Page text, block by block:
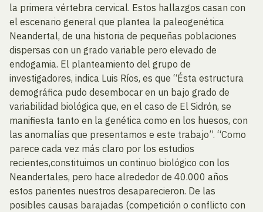
la primera vértebra cervical. Estos hallazgos casan con
el escenario general que plantea la paleogenética
Neandertal, de una historia de pequeñas poblaciones
dispersas con un grado variable pero elevado de
endogamia. El planteamiento del grupo de
investigadores, indica Luis Ríos, es que “Ésta estructura
demográfica pudo desembocar en un bajo grado de
variabilidad biológica que, en el caso de El Sidrón, se
manifiesta tanto en la genética como en los huesos, con
las anomalías que presentamos e este trabajo”. “Como
parece cada vez más claro por los estudios
recientes,constituimos un continuo biológico con los
Neandertales, pero hace alrededor de 40.000 años
estos parientes nuestros desaparecieron. De las
posibles causas barajadas (competición o conflicto con